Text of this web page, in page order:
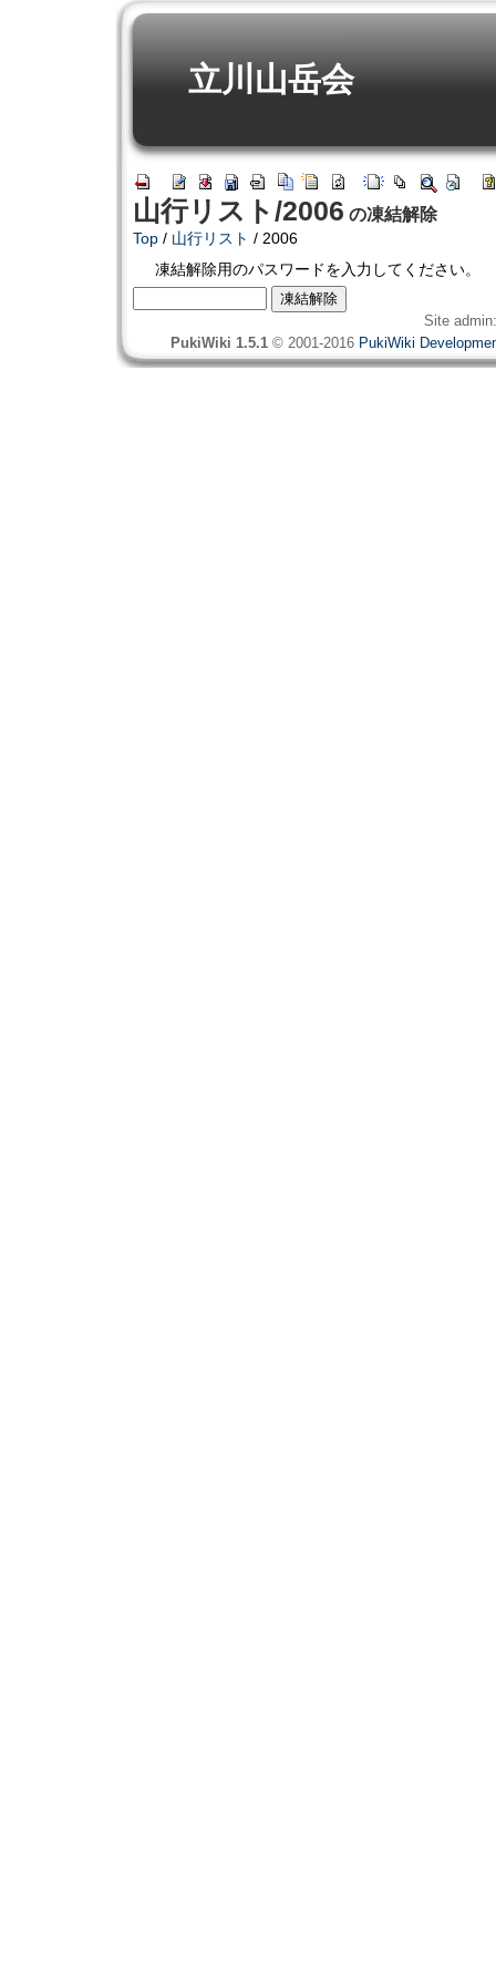
立川山岳会
山行リスト/2006 の凍結解除
Top / 山行リスト / 2006
凍結解除用のパスワードを入力してください。
Site
PukiWiki 1.5.1 © 2001-2016 PukiWiki